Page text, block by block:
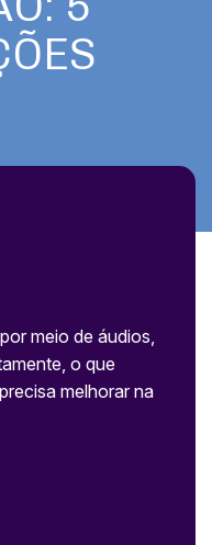
meio de áudios,
o que
melhorar na